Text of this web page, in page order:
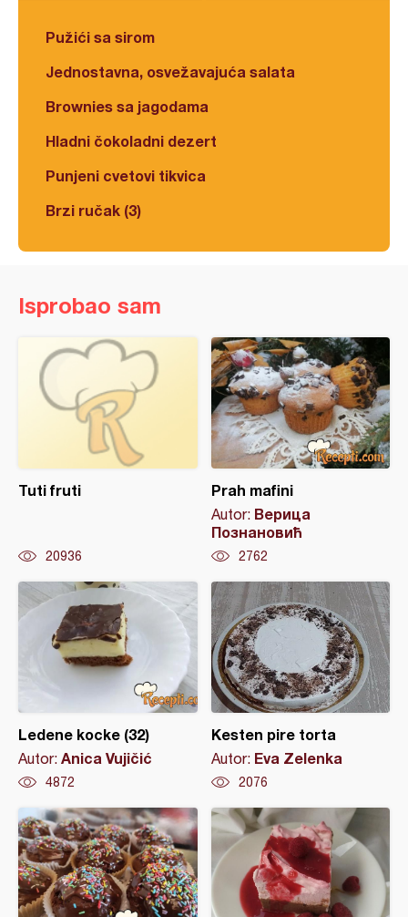
Pužići sa sirom
Jednostavna, osvežavajuća salata
Brownies sa jagodama
Hladni čokoladni dezert
Punjeni cvetovi tikvica
Brzi ručak (3)
Isprobao sam
Tuti fruti
20936
Prah mafini
Autor: Верица
Познановић
2762
Ledene kocke (32)
Autor: Anica Vujičić
4872
Kesten pire torta
Autor: Eva Zelenka
2076